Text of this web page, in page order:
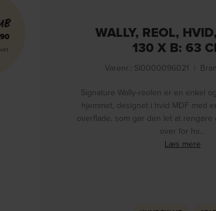
WALLY, REOL,
130 X B: 63
Varenr.: SI0000096021
Signature Wally-reolen er en enkel
hjemmet, designet i hvid MDF med
overflade, som gør den let at rengøre
over for hv…
Læs mere